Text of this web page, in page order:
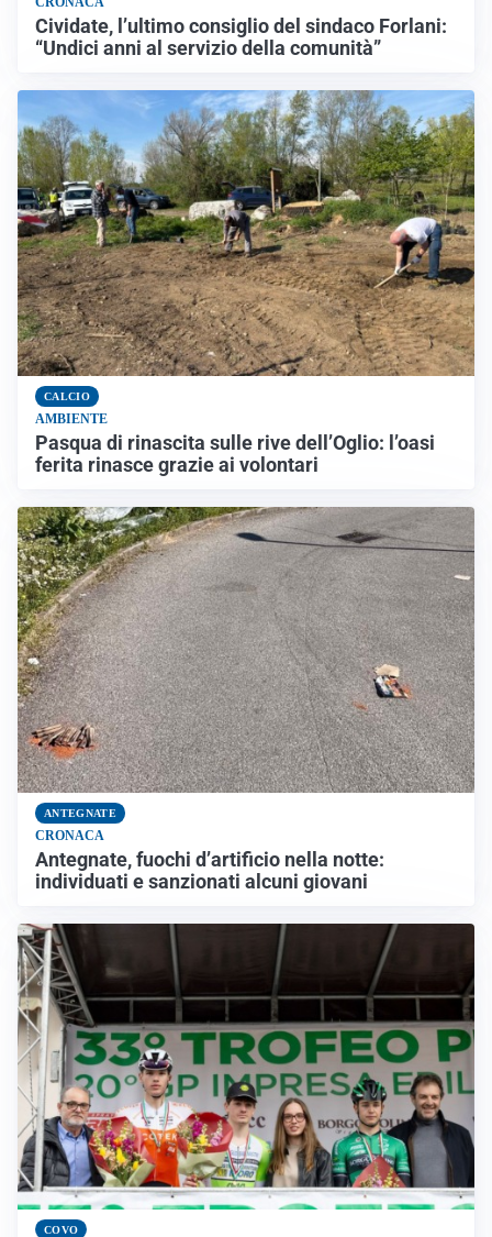
Cividate, l’ultimo consiglio del sindaco Forlani:
“Undici anni al servizio della comunità”
CALCIO
AMBIENTE
Pasqua di rinascita sulle rive dell’Oglio: l’oasi
ferita rinasce grazie ai volontari
ANTEGNATE
CRONACA
Antegnate, fuochi d’artificio nella notte:
individuati e sanzionati alcuni giovani
COVO